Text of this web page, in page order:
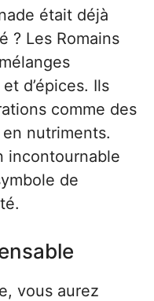
était déjà
? Les Romains
d’épices. Ils
comme des
nutriments.
incontournable
de
vous aurez